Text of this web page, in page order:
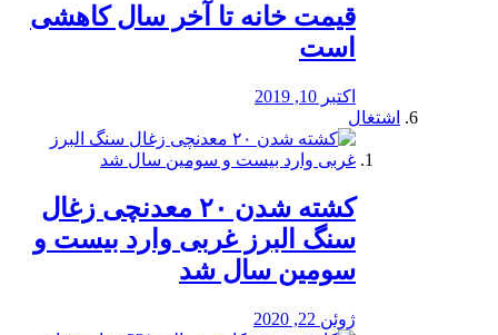
قیمت خانه تا آخر سال کاهشی
است
اکتبر 10, 2019
اشتغال
کشته شدن ۲۰ معدنچی زغال
سنگ البرز غربی وارد بیست و
سومین سال شد
ژوئن 22, 2020